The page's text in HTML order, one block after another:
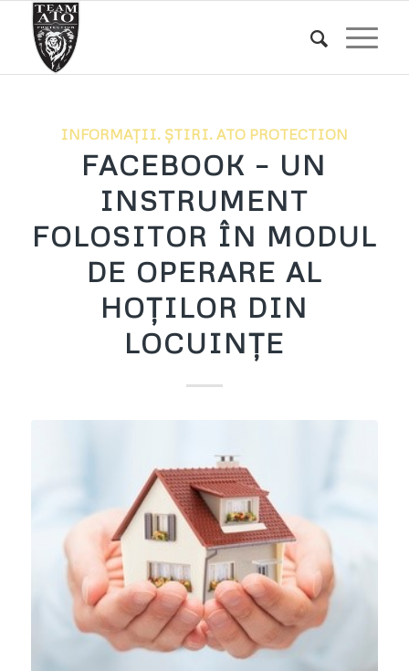
INFORMAȚII. ȘTIRI. ATO PROTECTION
FACEBOOK – UN
INSTRUMENT
FOLOSITOR ÎN MODUL
DE OPERARE AL
HOȚILOR DIN
LOCUINȚE